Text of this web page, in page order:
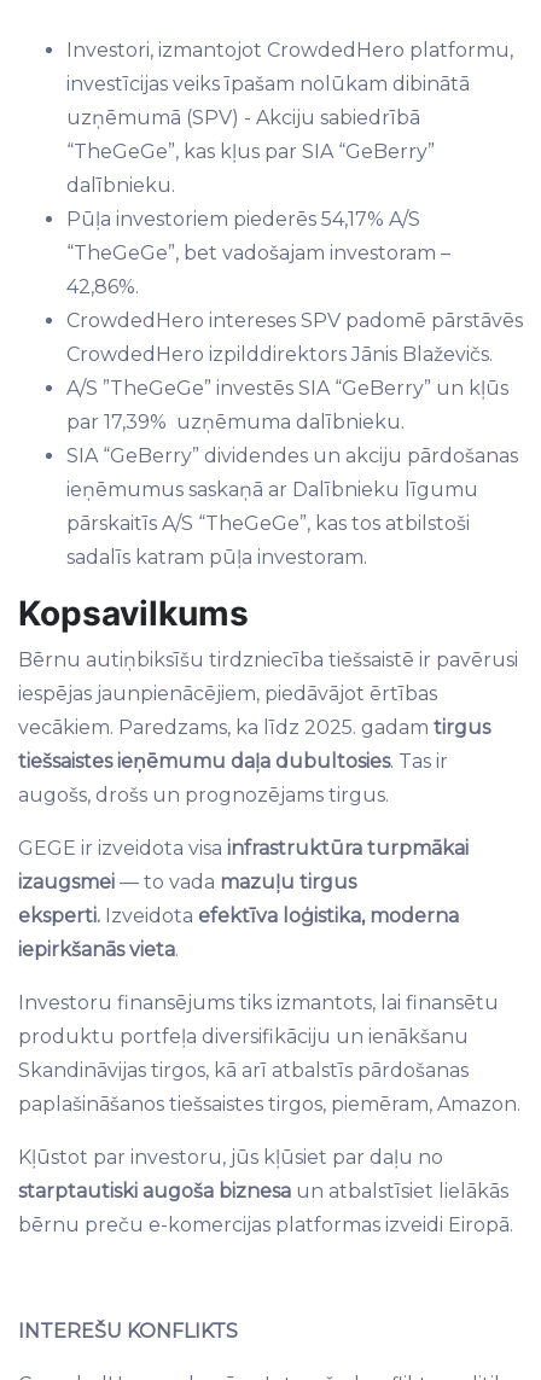
Investori, izmantojot CrowdedHero platformu,
investīcijas veiks īpašam nolūkam dibinātā
uzņēmumā (SPV) - Akciju sabiedrībā
“TheGeGe”, kas kļus par SIA “GeBerry”
dalībnieku.
Pūļa investoriem piederēs 54,17% A/S
“TheGeGe”, bet vadošajam investoram –
42,86%.
CrowdedHero intereses SPV padomē pārstāvēs
CrowdedHero izpilddirektors Jānis Blaževičs.
A/S ”TheGeGe” investēs SIA “GeBerry” un kļūs
par 17,39% uzņēmuma dalībnieku.
SIA “GeBerry” dividendes un akciju pārdošanas
ieņēmumus saskaņā ar Dalībnieku līgumu
pārskaitīs A/S “TheGeGe”, kas tos atbilstoši
sadalīs katram pūļa investoram.
Kopsavilkums
Bērnu autiņbiksīšu tirdzniecība tiešsaistē ir pavērusi
iespējas jaunpienācējiem, piedāvājot ērtības
vecākiem. Paredzams, ka līdz 2025. gadam tirgus
tiešsaistes ieņēmumu daļa dubultosies. Tas ir
augošs, drošs un prognozējams tirgus.
GEGE ir izveidota visa infrastruktūra turpmākai
izaugsmei — to vada mazuļu tirgus
eksperti. Izveidota efektīva loģistika, moderna
iepirkšanās vieta.
Investoru finansējums tiks izmantots, lai finansētu
produktu portfeļa diversifikāciju un ienākšanu
Skandināvijas tirgos, kā arī atbalstīs pārdošanas
paplašināšanos tiešsaistes tirgos, piemēram, Amazon.
Kļūstot par investoru, jūs kļūsiet par daļu no
starptautiski augoša biznesa un atbalstīsiet lielākās
bērnu preču e-komercijas platformas izveidi Eiropā.
INTEREŠU KONFLIKTS